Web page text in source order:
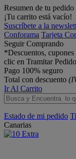
Resumen de tu pedido
¡Tu carrito está vacío!
Suscríbete a la
Conforama Tarjeta
Seguir Comprando
*Descuentos,
clic en Tramitar
Pago 100% seguro
Total con descuento
Ir Al Carrito
Estado de mi pedido
Canarias